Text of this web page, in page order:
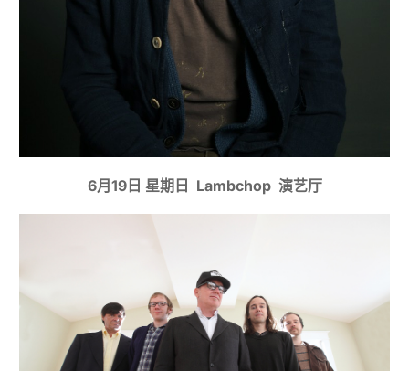
6月19日 星期日 Lambchop 演艺厅